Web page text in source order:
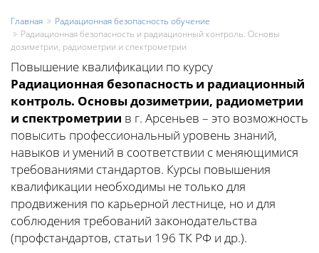
Главная
Радиационная безопасность обучение
Радиационная безопасность и радиационный контроль. Основы
дозиметрии, радиометрии и спектрометрии
Повышение квалификации по курсу
Радиационная безопасность и радиационный
контроль. Основы дозиметрии, радиометрии
и спектрометрии в г. Арсеньев – это возможность
повысить профессиональный уровень знаний,
навыков и умений в соответствии с меняющимися
требованиями стандартов. Курсы повышения
квалификации необходимы не только для
продвижения по карьерной лестнице, но и для
соблюдения требований законодательства
(профстандартов, статьи 196 ТК РФ и др.).